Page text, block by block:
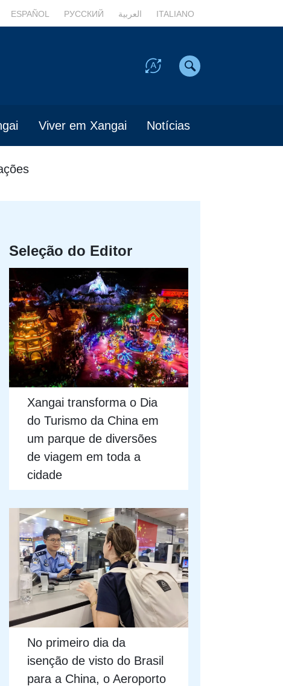
ESPAÑOL РУССКИЙ العربية ITALIANO
Viver em Xangai Notícias
Seleção do Editor
Xangai transforma o Dia
do Turismo da China em
um parque de diversões
de viagem em toda a
cidade
No primeiro dia da
isenção de visto do Brasil
para a China, o Aeroporto